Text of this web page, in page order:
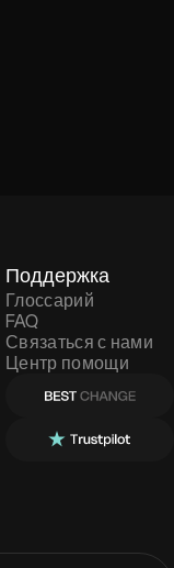
Поддержка
Глоссарий
FAQ
Связаться с нами
Центр помощи